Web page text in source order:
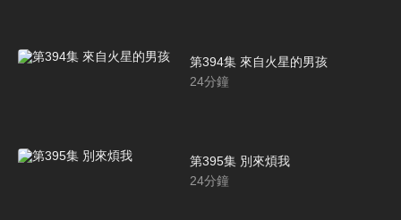
第394集 來自火星的男孩
24分鐘
第395集 別來煩我
24分鐘